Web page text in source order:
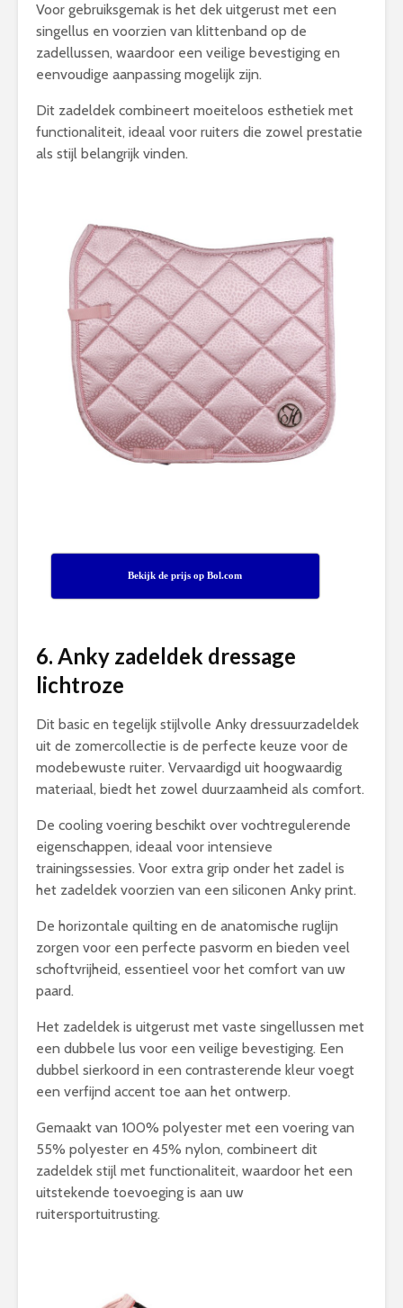
Voor gebruiksgemak is het dek uitgerust met een
singellus en voorzien van klittenband op de
zadellussen, waardoor een veilige bevestiging en
eenvoudige aanpassing mogelijk zijn.
Dit zadeldek combineert moeiteloos esthetiek met
functionaliteit, ideaal voor ruiters die zowel prestatie
als stijl belangrijk vinden.
Bekijk de prijs op Bol.com
6. Anky zadeldek dressage
lichtroze
Dit basic en tegelijk stijlvolle Anky dressuurzadeldek
uit de zomercollectie is de perfecte keuze voor de
modebewuste ruiter. Vervaardigd uit hoogwaardig
materiaal, biedt het zowel duurzaamheid als comfort.
De cooling voering beschikt over vochtregulerende
eigenschappen, ideaal voor intensieve
trainingssessies. Voor extra grip onder het zadel is
het zadeldek voorzien van een siliconen Anky print.
De horizontale quilting en de anatomische ruglijn
zorgen voor een perfecte pasvorm en bieden veel
schoftvrijheid, essentieel voor het comfort van uw
paard.
Het zadeldek is uitgerust met vaste singellussen met
een dubbele lus voor een veilige bevestiging. Een
dubbel sierkoord in een contrasterende kleur voegt
een verfijnd accent toe aan het ontwerp.
Gemaakt van 100% polyester met een voering van
55% polyester en 45% nylon, combineert dit
zadeldek stijl met functionaliteit, waardoor het een
uitstekende toevoeging is aan uw
ruitersportuitrusting.